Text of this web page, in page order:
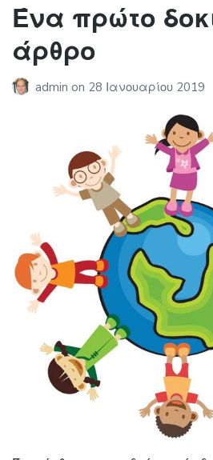
Ένα πρώτο
άρθρο
admin on 28 Ιανουαρίου 2019